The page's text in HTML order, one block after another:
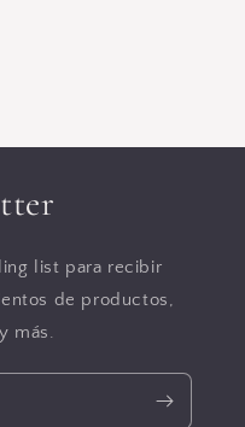
list para recibir
de productos,
más.